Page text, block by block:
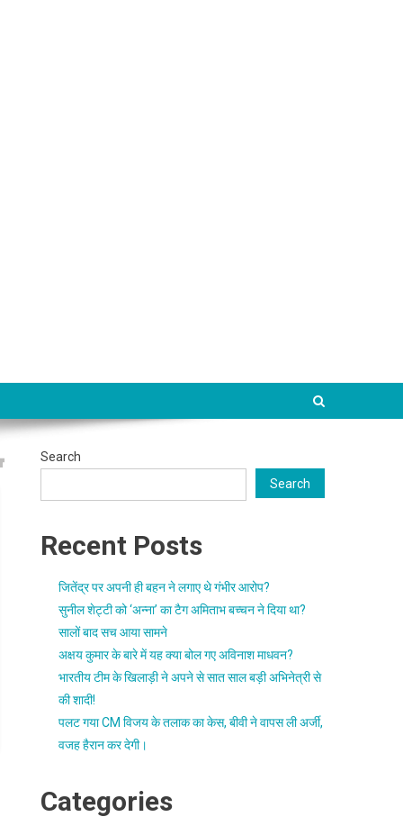
Search
Search
Recent Posts
जितेंद्र पर अपनी ही बहन ने लगाए थे गंभीर आरोप?
सुनील शेट्टी को ‘अन्ना’ का टैग अमिताभ बच्चन ने दिया था?
सालों बाद सच आया सामने
अक्षय कुमार के बारे में यह क्या बोल गए अविनाश माधवन?
भारतीय टीम के खिलाड़ी ने अपने से सात साल बड़ी अभिनेत्री से
की शादी!
पलट गया CM विजय के तलाक का केस, बीवी ने वापस ली अर्जी,
वजह हैरान कर देगी।
Categories